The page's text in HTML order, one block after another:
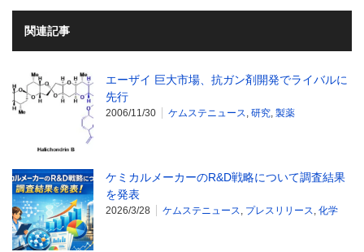
関連記事
エーザイ 巨大市場、抗ガン剤開発でライバルに
先行
2006/11/30 ケムステニュース, 研究, 製薬
ケミカルメーカーのR&D戦略について調査結果
を発表
2026/3/28 ケムステニュース, プレスリリース, 化学